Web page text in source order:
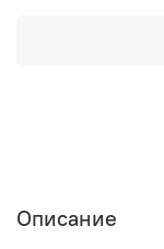
Описание